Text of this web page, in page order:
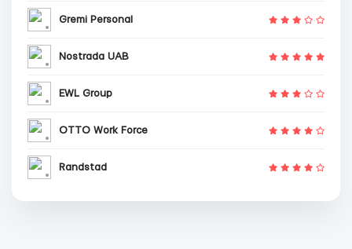
Gremi Personal
Nostrada UAB
EWL Group
OTTO Work Force
Randstad